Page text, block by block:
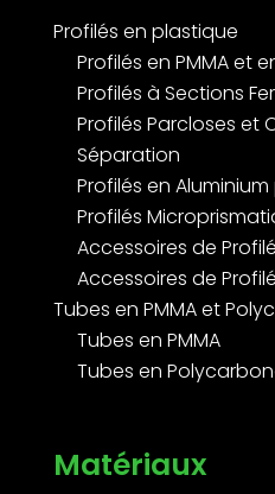
Profilés en plastique
Profilés en PMMA et
Profilés à Sections
Profilés Parcloses et
Séparation
Profilés en Aluminium
Profilés
Accessoires de
Accessoires de
Tubes en PMMA et
Tubes en PMMA
Tubes en
Matériaux